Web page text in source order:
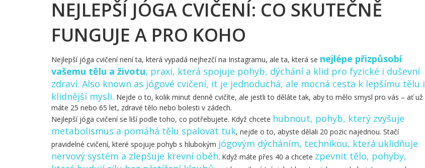
NEJLEPŠÍ JÓGA CVIČENÍ: CO SKUTEČNĚ
FUNGUJE A PRO KOHO
Nejlepší jóga cvičení není ta, která vypadá nejhezčí na Instagramu, ale ta, která se nejlépe přizpůsobí
vašemu tělu a životu, praxi, která spojuje pohyb, dýchání a klid pro fyzické i duševní
zdraví. Also known as jógové cvičení, it je jednoduchá, ale mocná cesta k lepšímu tělu i
klidnější mysli. Nejde o to, kolik minut denně cvičíte, ale jestli to děláte tak, aby to mělo smysl pro vás – ať už
máte 25 nebo 65 let, zdravé tělo nebo bolesti v zádech.
Nejlepší jóga cvičení se liší podle toho, co potřebujete. Když chcete hubnout, pohyb, který zvyšuje
metabolismus a pomáhá tělu spalovat tuk, nejde o to, abyste dělali 20 pozic najednou. Stačí
pravidelné cvičení, které spojuje pohyb s hlubokým jógovým dýcháním, technikou, která uklidňuje
nervový systém a zlepšuje krevní oběh. Když máte přes 40 a chcete zpevnit tělo, pohyby,